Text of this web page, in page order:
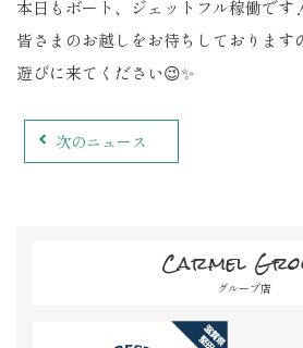
本日もボート、ジェットフル稼働です
皆さまのお越しをお待ちしております
遊びに来てください😉✨
次のニュース
Carmel
グループ店